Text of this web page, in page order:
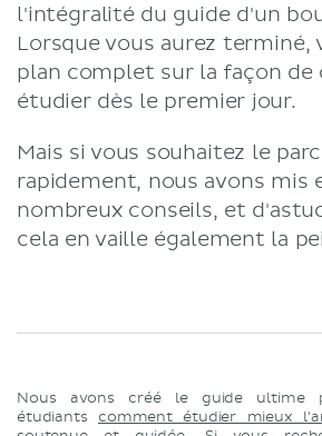
l'intégralité du guide d'un
Lorsque vous aurez terminé,
plan complet sur la façon de
étudier dès le premier jour.
Mais si vous souhaitez le
rapidement, nous avons mis
nombreux conseils, et
cela en vaille également la
Nous avons créé le guide ultime
étudiants comment étudier mieux